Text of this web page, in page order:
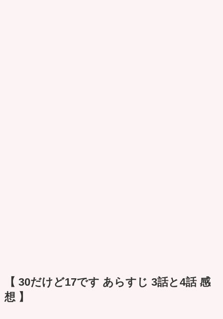
【 30だけど17です あらすじ 3話と4話 感
想 】